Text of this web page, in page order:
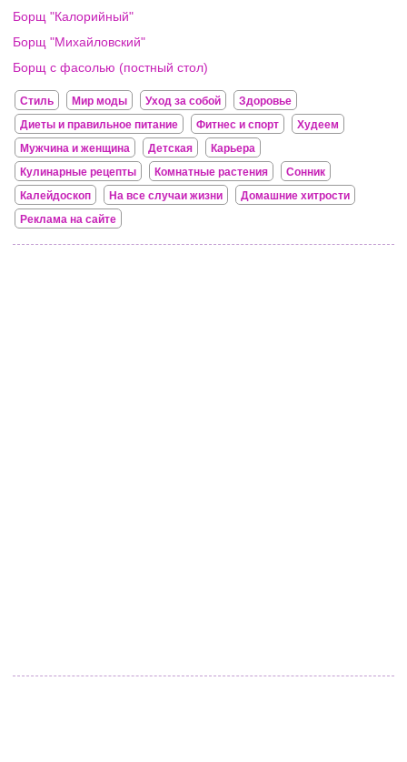
Борщ "Калорийный"
Борщ "Михайловский"
Борщ с фасолью (постный стол)
Стиль Мир моды Уход за собой
Здоровье
Диеты и правильное питание
Фитнес и спорт
Худеем
Мужчина и женщина
Детская
Карьера
Кулинарные рецепты
Комнатные растения
Сонник
Калейдоскоп
На все случаи жизни
Домашние хитрости
Реклама на сайте